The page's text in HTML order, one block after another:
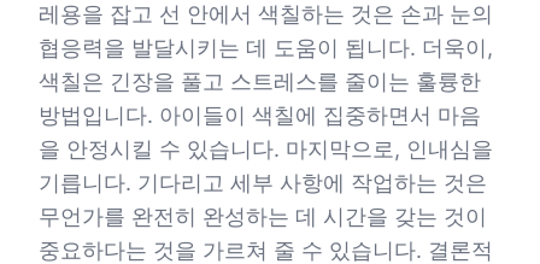
레용을 잡고 선 안에서 색칠하는 것은 손과 눈의
협응력을 발달시키는 데 도움이 됩니다. 더욱이,
색칠은 긴장을 풀고 스트레스를 줄이는 훌륭한
방법입니다. 아이들이 색칠에 집중하면서 마음
을 안정시킬 수 있습니다. 마지막으로, 인내심을
기릅니다. 기다리고 세부 사항에 작업하는 것은
무언가를 완전히 완성하는 데 시간을 갖는 것이
중요하다는 것을 가르쳐 줄 수 있습니다. 결론적